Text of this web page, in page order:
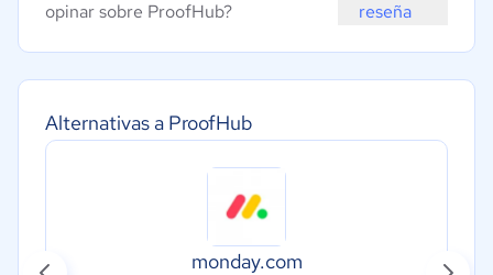
Alternativas a ProofHub
monday.com
opinar sobre ProofHub?
reseña